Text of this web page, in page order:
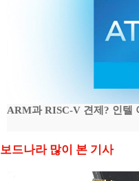
ARM과 RISC-V 견제? 인텔
보드나라 많이 본 기사